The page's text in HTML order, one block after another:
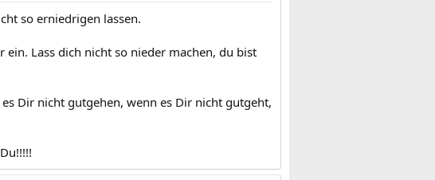
so erniedrigen lassen.
ein. Lass dich nicht so nieder machen, du bist
Dir nicht gutgehen, wenn es Dir nicht gutgeht,